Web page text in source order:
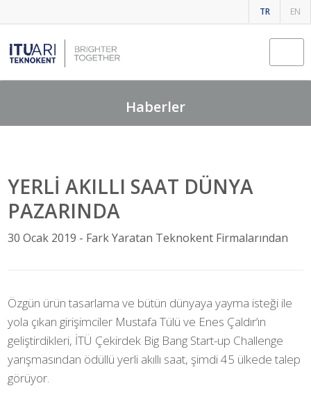
TR EN
Fark Yaratan Teknokent Firmalarından
Haberler
YERLİ AKILLI SAAT DÜNYA
PAZARINDA
30 Ocak 2019 - Fark Yaratan Teknokent Firmalarından
Özgün ürün tasarlama ve bütün dünyaya yayma isteği ile
yola çıkan girişimciler Mustafa Tülü ve Enes Çaldır’ın
geliştirdikleri, İTÜ Çekirdek Big Bang Start-up Challenge
yarışmasından ödüllü yerli akıllı saat, şimdi 45 ülkede talep
görüyor.